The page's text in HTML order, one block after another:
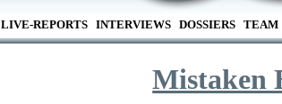
LIVE-REPORTS INTERVIEWS DOSSIERS TEAM
Mistaken